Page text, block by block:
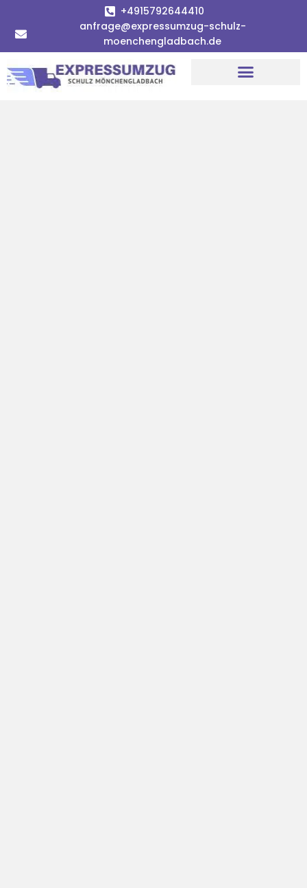
+4915792644410
anfrage@expressumzug-schulz-
moenchengladbach.de